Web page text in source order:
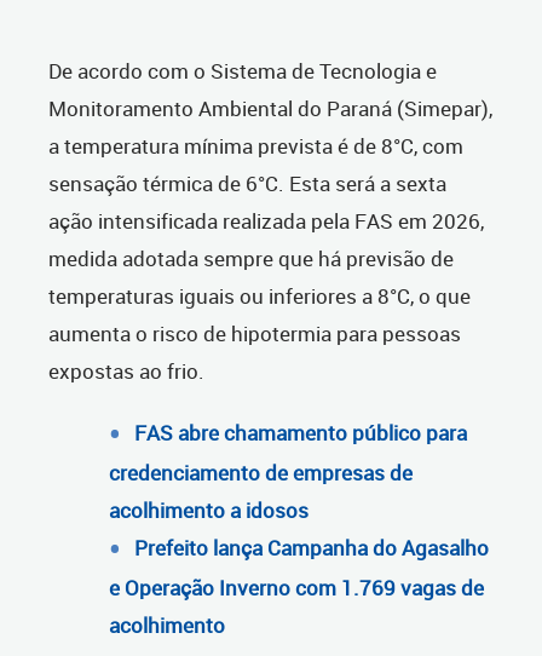
De acordo com o Sistema de Tecnologia e
Monitoramento Ambiental do Paraná (Simepar),
a temperatura mínima prevista é de 8°C, com
sensação térmica de 6°C. Esta será a sexta
ação intensificada realizada pela FAS em 2026,
medida adotada sempre que há previsão de
temperaturas iguais ou inferiores a 8°C, o que
aumenta o risco de hipotermia para pessoas
expostas ao frio.
FAS abre chamamento público para
credenciamento de empresas de
acolhimento a idosos
Prefeito lança Campanha do Agasalho
e Operação Inverno com 1.769 vagas de
acolhimento